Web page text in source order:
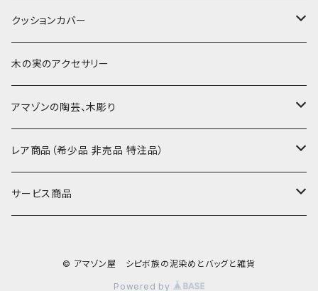
小型マット（長方形）
ポーチ・丸ポーチ・クラッチバッグ
その他
ブックカバー
大判泥染め刺繍
小型・中型刺繍雑貨
額装・木枠・パネル
テーブルコーディネート
コースター
カフェマット
ティッシュケースカバー
クッションカバー
小さめ 35cmより
40〜43cm
45cmx45cm
大きめ 50cmx50cm
木の実のアクセサリー
アマゾンの陶芸、木彫り
素焼きの器、動物たち
木彫りのアルマジロ、動物たち
レア商品（希少品 非売品 特注品）
泥染め布途中図
サービス商品
© アマゾン屋 シピボ族の泥染めとバッグと雑貨
Powered by